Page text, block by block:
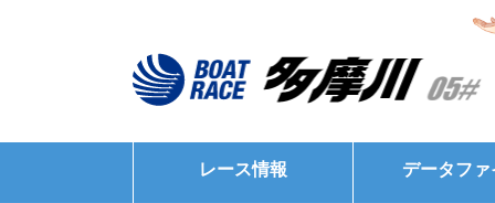
レース情報 データファ